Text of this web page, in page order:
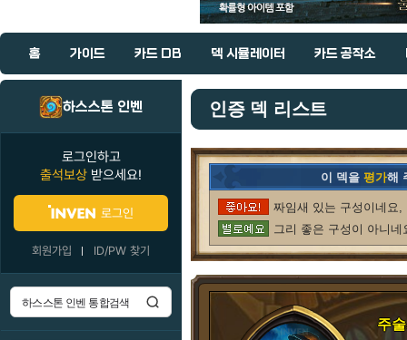
홈 가이드 카드 DB 덱 시뮬레이터 카드 공작소
하스스톤 인벤
로그인하고
출석보상 받으세요!
로그인
회원가입 ID/PW 찾기
인증 덱 리스트
이 덱을 평가해
짜임새 있는 구성이네요,
그리 좋은 구성이 아니네
주